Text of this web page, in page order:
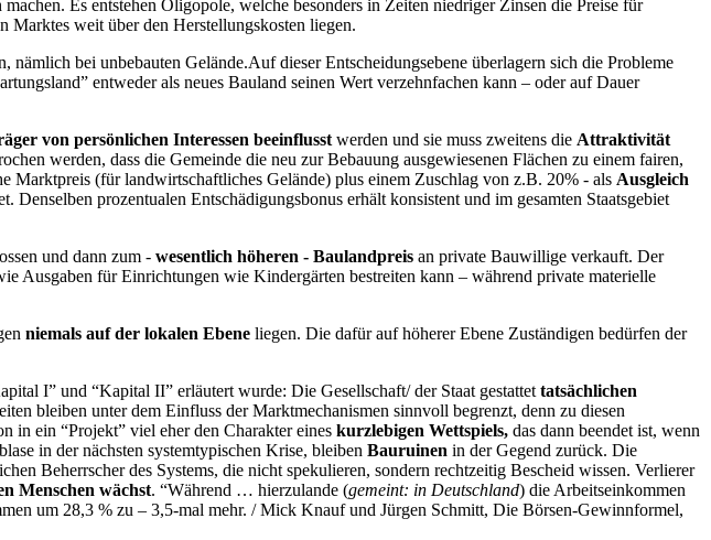
Es entstehen Oligopole, welche besonders in Zeiten niedriger Zinsen die Preise für
Marktes weit über den Herstellungskosten liegen.
bei unbebauten Gelände.Auf dieser Entscheidungsebene überlagern sich die Probleme
entweder als neues Bauland seinen Wert verzehnfachen kann – oder auf Dauer
von persönlichen Interessen beeinflusst werden und sie muss zweitens die Attraktivität
werden, dass die Gemeinde die neu zur Bebauung ausgewiesenen Flächen zu einem fairen,
Marktpreis (für landwirtschaftliches Gelände) plus einem Zuschlag von z.B. 20% - als Ausgleich
Denselben prozentualen Entschädigungsbonus erhält konsistent und im gesamten Staatsgebiet
und dann zum - wesentlich höheren - Baulandpreis an private Bauwillige verkauft. Der
Ausgaben für Einrichtungen wie Kindergärten bestreiten kann – während private materielle
niemals auf der lokalen Ebene liegen. Die dafür auf höherer Ebene Zuständigen bedürfen der
I” und “Kapital II” erläutert wurde: Die Gesellschaft/ der Staat gestattet tatsächlichen
bleiben unter dem Einfluss der Marktmechanismen sinnvoll begrenzt, denn zu diesen
in ein “Projekt” viel eher den Charakter eines kurzlebigen Wettspiels, das dann beendet ist, wenn
in der nächsten systemtypischen Krise, bleiben Bauruinen in der Gegend zurück. Die
Beherrscher des Systems, die nicht spekulieren, sondern rechtzeitig Bescheid wissen. Verlierer
Menschen wächst. “Während … hierzulande (gemeint: in Deutschland) die Arbeitseinkommen
um 28,3 % zu – 3,5-mal mehr. / Mick Knauf und Jürgen Schmitt, Die Börsen-Gewinnformel,